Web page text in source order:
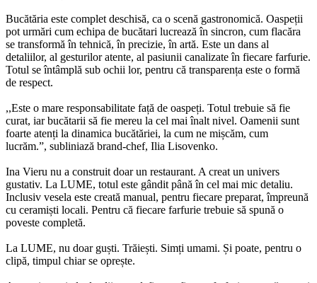
Bucătăria este complet deschisă, ca o scenă gastronomică. Oaspeții
pot urmări cum echipa de bucătari lucrează în sincron, cum flacăra
se transformă în tehnică, în precizie, în artă. Este un dans al
detaliilor, al gesturilor atente, al pasiunii canalizate în fiecare farfurie.
Totul se întâmplă sub ochii lor, pentru că transparența este o formă
de respect.
,,Este o mare responsabilitate față de oaspeți. Totul trebuie să fie
curat, iar bucătarii să fie mereu la cel mai înalt nivel. Oamenii sunt
foarte atenți la dinamica bucătăriei, la cum ne mișcăm, cum
lucrăm.”, subliniază brand-chef, Ilia Lisovenko.
Ina Vieru nu a construit doar un restaurant. A creat un univers
gustativ. La LUME, totul este gândit până în cel mai mic detaliu.
Inclusiv vesela este creată manual, pentru fiecare preparat, împreună
cu ceramiști locali. Pentru că fiecare farfurie trebuie să spună o
poveste completă.
La LUME, nu doar guști. Trăiești. Simți umami. Și poate, pentru o
clipă, timpul chiar se oprește.